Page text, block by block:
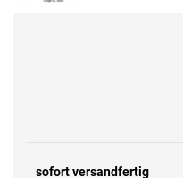
sofort versandfertig